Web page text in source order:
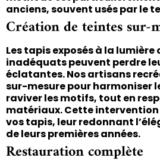
anciens, souvent usés par le
Création de teintes sur-
Les tapis exposés à la
inadéquats peuvent perdre
éclatantes. Nos artisans
sur-mesure pour harmoniser
raviver les motifs, tout en
matériaux. Cette
vos tapis, leur redonnant
de leurs premières années.
Restauration complète